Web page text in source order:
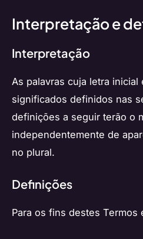
Interpretação e
Interpretação
As palavras cuja letra
significados definidos nas
definições a seguir terão o
independentemente de
no plural.
Definições
Para os fins destes Termos